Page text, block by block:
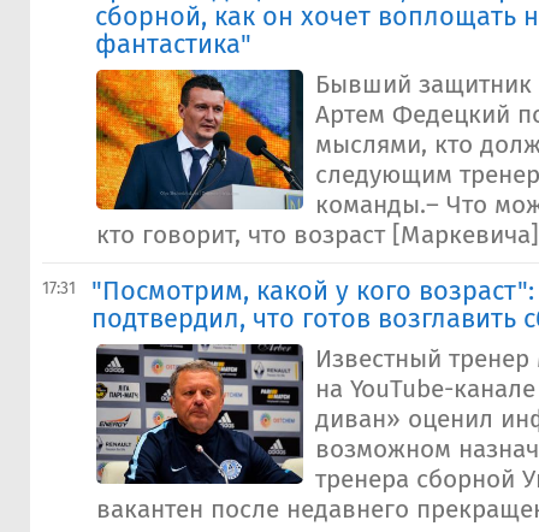
сборной, как он хочет воплощать
фантастика"
Бывший защитник
Артем Федецкий
мыслями, кто
следующим
команды.– Что
кто говорит, что возраст
17:31
"Посмотрим, какой у кого
подтвердил, что готов
Известный
на YouTube-
диван» оценил
возможном
тренера сборной
вакантен после недавнего